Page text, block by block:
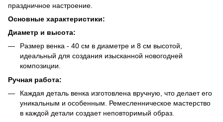
праздничное настроение.
Основные характеристики:
Диаметр и высота:
Размер венка - 40 см в диаметре и 8 см высотой,
идеальный для создания изысканной новогодней
композиции.
Ручная работа:
Каждая деталь венка изготовлена вручную, что делает его
уникальным и особенным. Ремесленническое мастерство
в каждой детали создает неповторимый образ.